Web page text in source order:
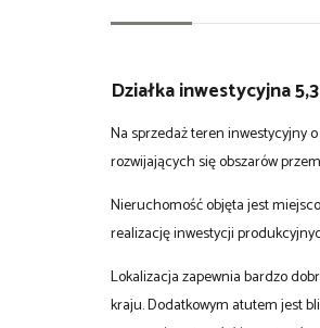
Działka inwestycyjna
Na sprzedaż teren inwestycyjny
rozwijających się obszarów
Nieruchomość objęta jest
realizację inwestycji
Lokalizacja zapewnia bardzo
kraju. Dodatkowym atutem jest